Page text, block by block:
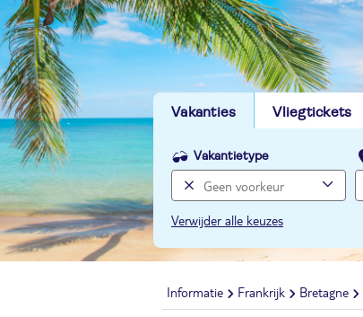
Vakanties Vliegtickets
Vakantietype
Verwijder alle keuzes
Informatie Frankrijk Bretagne